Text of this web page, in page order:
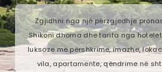
Zgjidhni nga një përzgjedhje
Shikoni dhoma dhe tarifa nga
luksoze me përshkrime, imazhe,
vila, apartamente, qëndrime në